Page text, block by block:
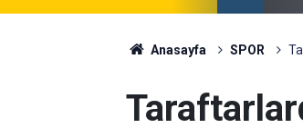
Anasayfa SPOR